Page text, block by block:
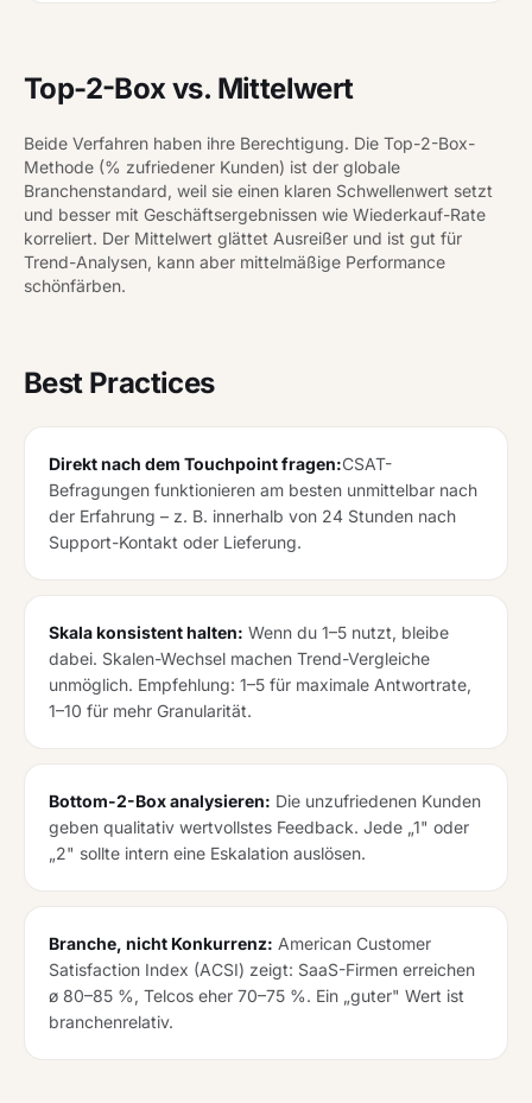
Top-2-Box vs. Mittelwert
Beide Verfahren haben ihre Berechtigung. Die Top-2-Box-
Methode (% zufriedener Kunden) ist der globale
Branchenstandard, weil sie einen klaren Schwellenwert setzt
und besser mit Geschäftsergebnissen wie Wiederkauf-Rate
korreliert. Der Mittelwert glättet Ausreißer und ist gut für
Trend-Analysen, kann aber mittelmäßige Performance
schönfärben.
Best Practices
Direkt nach dem Touchpoint fragen:CSAT-
Befragungen funktionieren am besten unmittelbar nach
der Erfahrung – z. B. innerhalb von 24 Stunden nach
Support-Kontakt oder Lieferung.
Skala konsistent halten: Wenn du 1–5 nutzt, bleibe
dabei. Skalen-Wechsel machen Trend-Vergleiche
unmöglich. Empfehlung: 1–5 für maximale Antwortrate,
1–10 für mehr Granularität.
Bottom-2-Box analysieren: Die unzufriedenen Kunden
geben qualitativ wertvollstes Feedback. Jede „1" oder
„2" sollte intern eine Eskalation auslösen.
Branche, nicht Konkurrenz: American Customer
Satisfaction Index (ACSI) zeigt: SaaS-Firmen erreichen
ø 80–85 %, Telcos eher 70–75 %. Ein „guter" Wert ist
branchenrelativ.